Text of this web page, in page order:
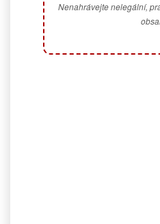
Nenahrávejte nelegální,